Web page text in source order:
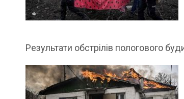
Результати обстрілів пологового